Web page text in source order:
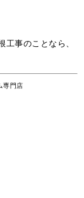
事のことなら、
専門店